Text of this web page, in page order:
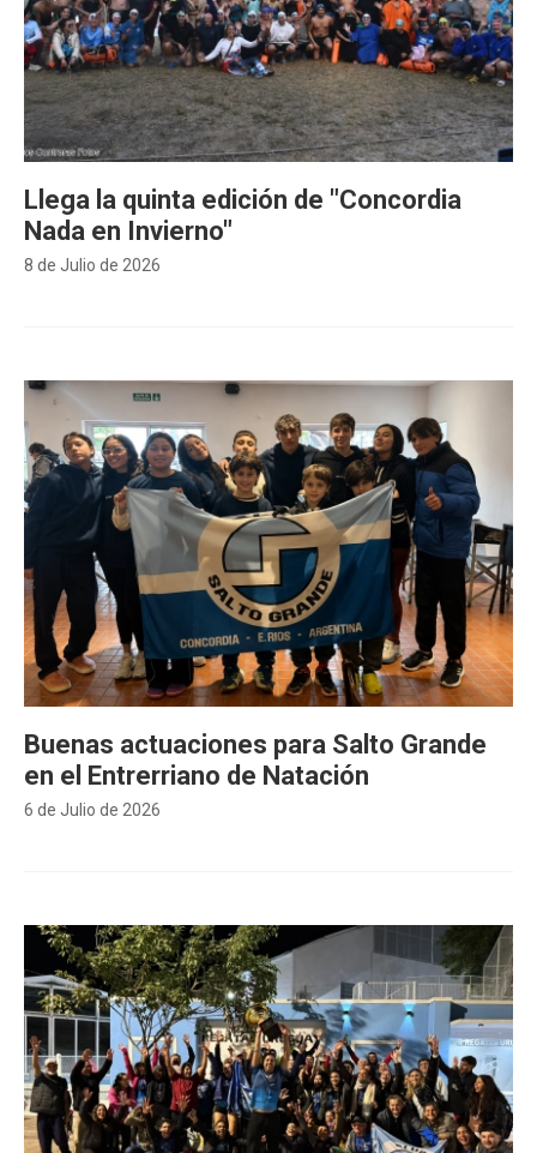
8 de Julio de 2026
Llega la quinta edición de "Concordia
Nada en Invierno"
6 de Julio de 2026
Buenas actuaciones para Salto Grande
en el Entrerriano de Natación